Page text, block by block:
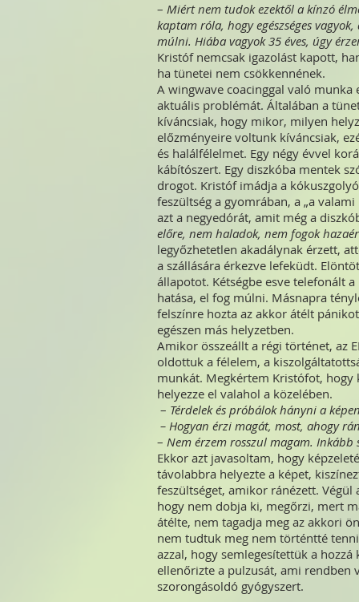
– Miért nem tudok ezektől a kínzó
kaptam róla, hogy egészséges
múlni. Hiába vagyok 35 éves, úgy
Kristóf nemcsak igazolást kapott,
ha tünetei nem csökkennének.
A wingwave coacinggal való
aktuális problémát. Általában a
kíváncsiak, hogy mikor, milyen
előzményeire voltunk kíváncsiak,
és halálfélelmet. Egy négy évvel
kábítószert. Egy diszkóba mentek
drogot. Kristóf imádja a
feszültség a gyomrában, a „a
azt a negyedórát, amit még a
előre, nem haladok, nem fogok
legyőzhetetlen akadálynak érzett,
a szállására érkezve lefeküdt.
állapotot. Kétségbe esve telefonált
hatása, el fog múlni. Másnapra
felszínre hozta az akkor átélt
egészen más helyzetben.
Amikor összeállt a régi történet, az
oldottuk a félelem, a
munkát. Megkértem Kristófot, hogy
helyezze el valahol a közelében.
– Térdelek és próbálok hányni a
– Hogyan érzi magát, most, ahogy
– Nem érzem rosszul magam.
Ekkor azt javasoltam, hogy
távolabbra helyezte a képet,
feszültséget, amikor ránézett.
hogy nem dobja ki, megőrzi, mert
átélte, nem tagadja meg az akkori
nem tudtuk meg nem történtté
azzal, hogy semlegesítettük a
ellenőrizte a pulzusát, ami rendben
szorongásoldó gyógyszert.